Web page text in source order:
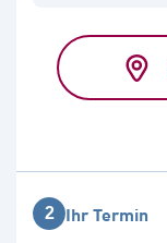
2 Ihr Termin